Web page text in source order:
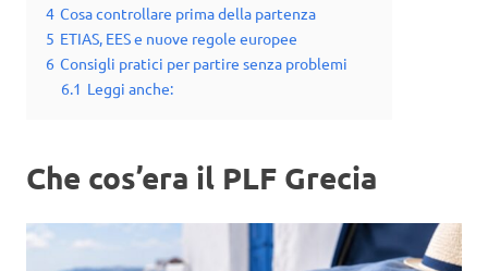
4 Cosa controllare prima della partenza
5 ETIAS, EES e nuove regole europee
6 Consigli pratici per partire senza problemi
6.1 Leggi anche:
Che cos’era il PLF Grecia